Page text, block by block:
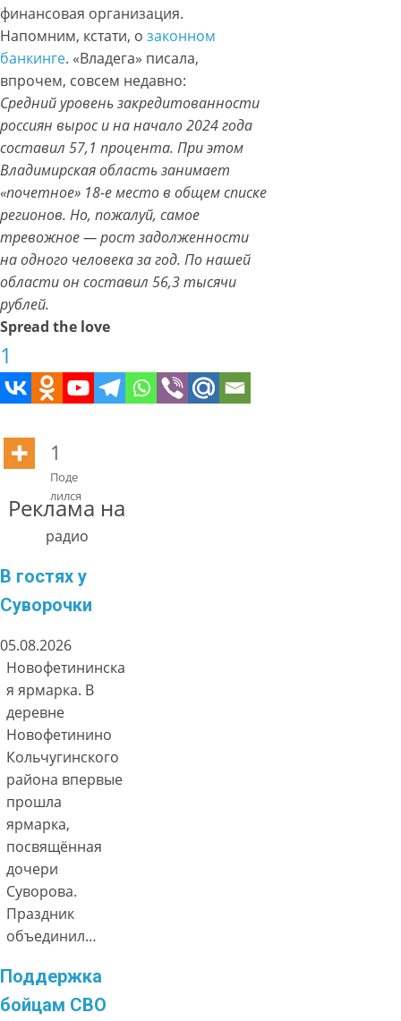
финансовая организация.
Напомним, кстати, о законном
банкинге. «Владега» писала,
впрочем, совсем недавно:
Средний уровень закредитованности
россиян вырос и на начало 2024 года
составил 57,1 процента. При этом
Владимирская область занимает
«почетное» 18-е место в общем списке
регионов. Но, пожалуй, самое
тревожное — рост задолженности
на одного человека за год. По нашей
области он составил 56,3 тысячи
рублей.
Spread the love
1
1
Поде
лился
Реклама на
радио
В гостях у
Суворочки
05.08.2026
Новофетининска
я ярмарка. В
деревне
Новофетинино
Кольчугинского
района впервые
прошла
ярмарка,
посвящённая
дочери
Суворова.
Праздник
объединил…
Поддержка
бойцам СВО